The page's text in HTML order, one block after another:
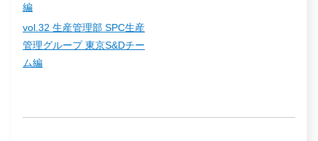
編
vol.32 生産管理部 SPC生産
管理グループ 東京S&Dチー
ム編